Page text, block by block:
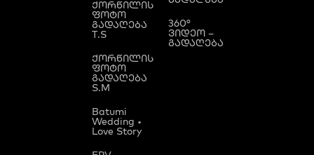
ქორწილის
ფოტო
გადაღება
T.S
ქორწილის
ფოტო
გადაღება
S.M
Batumi
Wedding •
Love Story
360°
ვიდეო –
გადაღება